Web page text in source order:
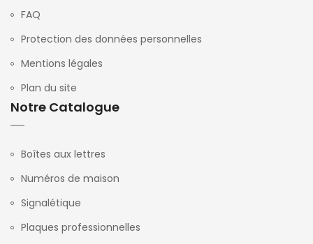
FAQ
Protection des données personnelles
Mentions légales
Plan du site
Notre Catalogue
Boîtes aux lettres
Numéros de maison
Signalétique
Plaques professionnelles